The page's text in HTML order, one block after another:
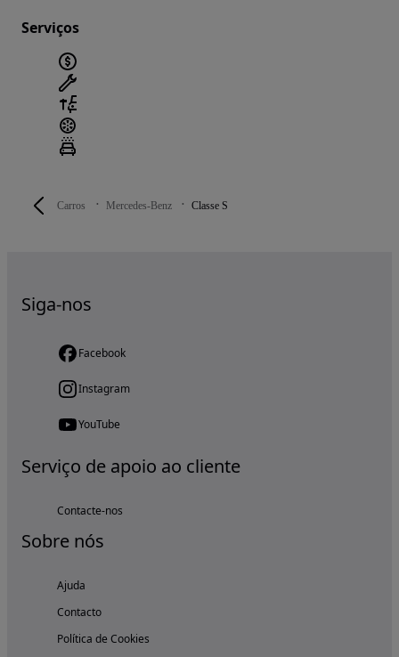
Carros Mercedes-Benz Classe S
Serviços
Siga-nos
Facebook
Instagram
YouTube
Serviço de apoio ao cliente
Contacte-nos
Sobre nós
Ajuda
Contacto
Política de Cookies